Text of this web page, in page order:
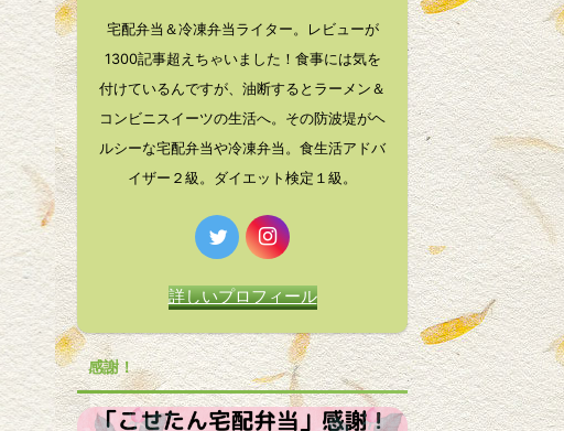
宅配弁当＆冷凍弁当ライター。レビューが
1300記事超えちゃいました！食事には気を
付けているんですが、油断するとラーメン＆
コンビニスイーツの生活へ。その防波堤がヘ
ルシーな宅配弁当や冷凍弁当。食生活アドバ
イザー２級。ダイエット検定１級。
詳しいプロフィール
感謝！